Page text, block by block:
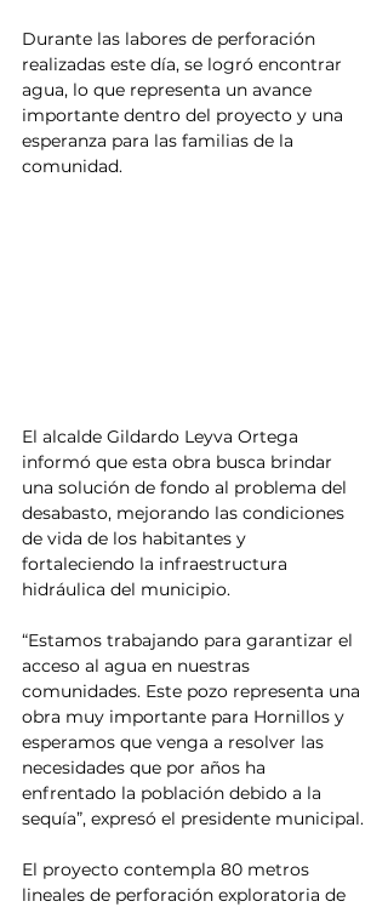
Durante las labores de perforación
realizadas este día, se logró encontrar
agua, lo que representa un avance
importante dentro del proyecto y una
esperanza para las familias de la
comunidad.
El alcalde Gildardo Leyva Ortega
informó que esta obra busca brindar
una solución de fondo al problema del
desabasto, mejorando las condiciones
de vida de los habitantes y
fortaleciendo la infraestructura
hidráulica del municipio.
“Estamos trabajando para garantizar el
acceso al agua en nuestras
comunidades. Este pozo representa una
obra muy importante para Hornillos y
esperamos que venga a resolver las
necesidades que por años ha
enfrentado la población debido a la
sequía”, expresó el presidente municipal.
El proyecto contempla 80 metros
lineales de perforación exploratoria de